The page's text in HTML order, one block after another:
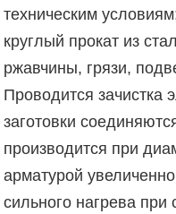
техническим
круглый прокат из
ржавчины, грязи,
Проводится зачистка
заготовки
производится при
арматурой
сильного нагрева